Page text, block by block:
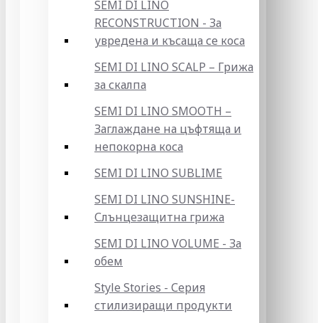
SEMI DI LINO
RECONSTRUCTION - За
увредена и късаща се коса
SEMI DI LINO SCALP – Грижа
за скалпа
SEMI DI LINO SMOOTH –
Заглаждане на цъфтяща и
непокорна коса
SEMI DI LINO SUBLIME
SEMI DI LINO SUNSHINE-
Слънцезащитна грижа
SEMI DI LINO VOLUME - За
обем
Style Stories - Серия
стилизиращи продукти